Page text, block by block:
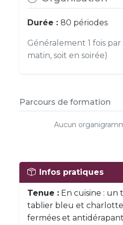
Durée : 80 périodes
Généralement 1 fois par
matin, soit en soirée)
Parcours de formation
Aucun
Infos pratiques
Tenue : En cuisine : un
tablier bleu et
fermées et